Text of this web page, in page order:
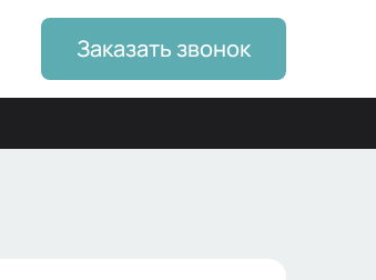
Заказать звонок